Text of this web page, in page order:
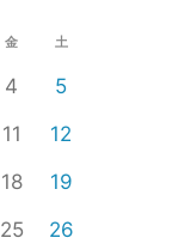
金 土
4
5
11
12
18
19
25
26